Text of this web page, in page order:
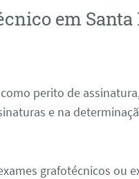
em
perito de
e na
grafotécnicos ou